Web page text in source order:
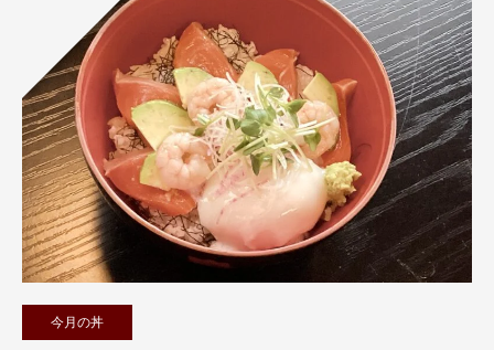
今月の丼